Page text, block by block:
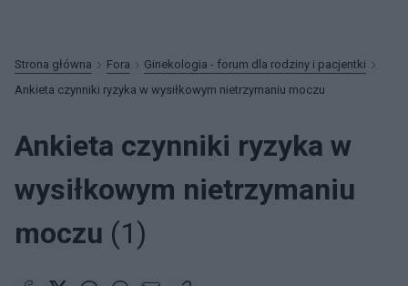
Strona główna Fora
Ginekologia - forum dla rodziny i pacjentki
Ankieta czynniki ryzyka w wysiłkowym nietrzymaniu moczu
Ankieta czynniki ryzyka w
wysiłkowym nietrzymaniu
moczu (1)